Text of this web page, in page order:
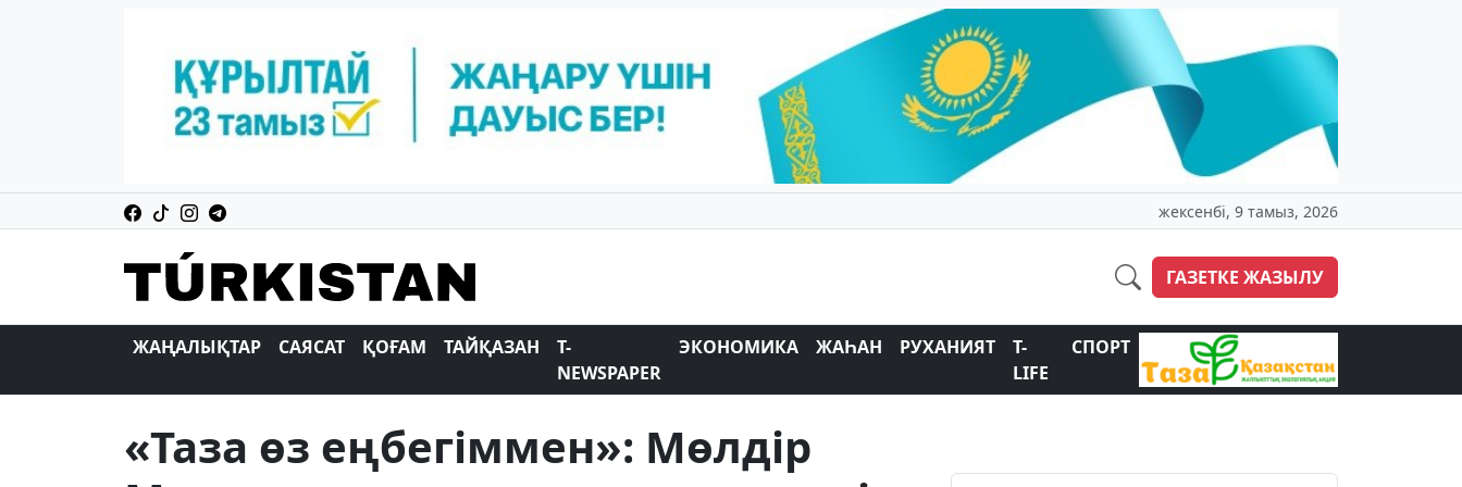
жексенбі, 9 тамыз, 2026
ГАЗЕТКЕ ЖАЗЫЛУ
ЖАҢАЛЫҚТАР САЯСАТ ҚОҒАМ ТАЙҚАЗАН
T-
NEWSPAPER
ЭКОНОМИКА ЖАҺАН РУХАНИЯТ
T-
LIFE
СПОРТ
«Таза өз еңбегіммен»: Мөлдір